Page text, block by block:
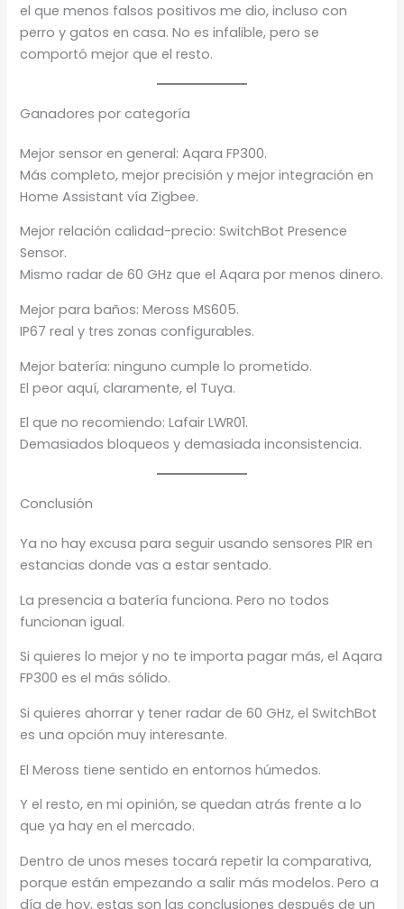
el que menos falsos positivos me dio, incluso con
perro y gatos en casa. No es infalible, pero se
comportó mejor que el resto.
Ganadores por categoría
Mejor sensor en general: Aqara FP300.
Más completo, mejor precisión y mejor integración en
Home Assistant vía Zigbee.
Mejor relación calidad-precio: SwitchBot Presence
Sensor.
Mismo radar de 60 GHz que el Aqara por menos dinero.
Mejor para baños: Meross MS605.
IP67 real y tres zonas configurables.
Mejor batería: ninguno cumple lo prometido.
El peor aquí, claramente, el Tuya.
El que no recomiendo: Lafair LWR01.
Demasiados bloqueos y demasiada inconsistencia.
Conclusión
Ya no hay excusa para seguir usando sensores PIR en
estancias donde vas a estar sentado.
La presencia a batería funciona. Pero no todos
funcionan igual.
Si quieres lo mejor y no te importa pagar más, el Aqara
FP300 es el más sólido.
Si quieres ahorrar y tener radar de 60 GHz, el SwitchBot
es una opción muy interesante.
El Meross tiene sentido en entornos húmedos.
Y el resto, en mi opinión, se quedan atrás frente a lo
que ya hay en el mercado.
Dentro de unos meses tocará repetir la comparativa,
porque están empezando a salir más modelos. Pero a
día de hoy, estas son las conclusiones después de un